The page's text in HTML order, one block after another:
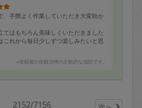
、手際よく作業していただき大変助か
てはもちろん美味しくいただきました
これから毎日少しずつ楽しみたいと思
分では作れない味で、お願いしてよか
違うジャンルもお願いしてみたいなと
※依頼者の依頼当時の主観的な感想です。
2152/7156